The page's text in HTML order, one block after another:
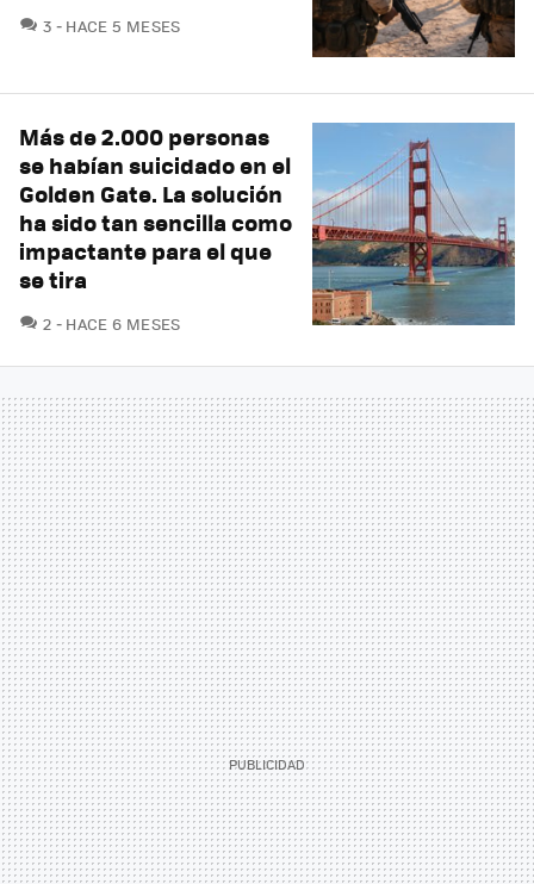
3 COMENTARIOS
HACE 5 MESES
Más de 2.000 personas
se habían suicidado en el
Golden Gate. La solución
ha sido tan sencilla como
impactante para el que
se tira
2 COMENTARIOS
HACE 6 MESES